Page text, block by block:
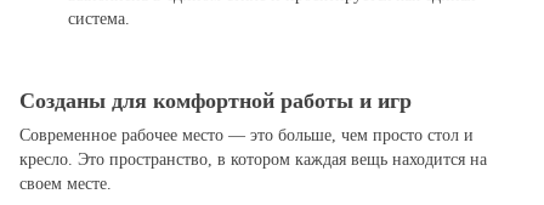
система.
Созданы для комфортной работы и игр
Современное рабочее место — это больше, чем просто стол и
кресло. Это пространство, в котором каждая вещь находится на
своем месте.